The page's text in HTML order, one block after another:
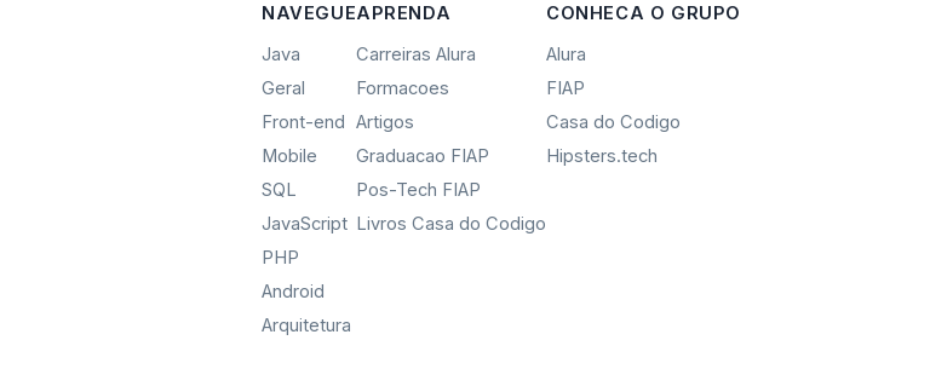
NAVEGUE
Java
Geral
Front-end
Mobile
SQL
JavaScript
PHP
Android
Arquitetura
APRENDA
Carreiras Alura
Formacoes
Artigos
Graduacao FIAP
Pos-Tech FIAP
Livros Casa do Codigo
CONHECA O GRUPO
Alura
FIAP
Casa do Codigo
Hipsters.tech